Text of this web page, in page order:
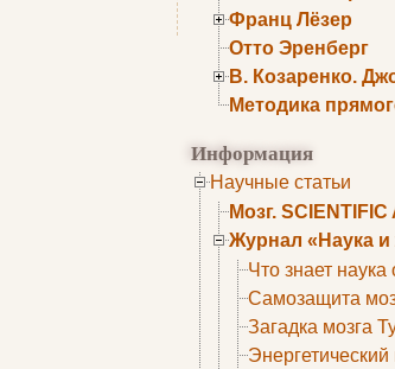
Франц Лёзер
Отто Эренберг
В. Козаренко.
Методика
Информация
Научные статьи
Мозг.
Журнал «Наука и
Что знает наука
Самозащита
Загадка мозга
Энергетический